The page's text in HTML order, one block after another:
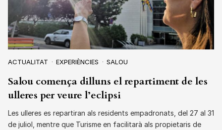
ACTUALITAT EXPERIÈNCIES SALOU
Salou comença dilluns el repartiment de les
ulleres per veure l’eclipsi
Les ulleres es repartiran als residents empadronats, del 27 al 31
de juliol, mentre que Turisme en facilitarà als propietaris de